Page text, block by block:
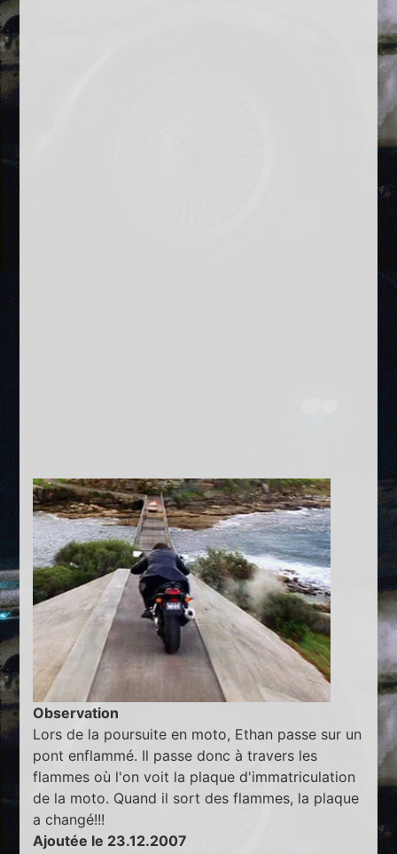
Observation
Lors de la poursuite en moto, Ethan passe sur un
pont enflammé. Il passe donc à travers les
flammes où l'on voit la plaque d'immatriculation
de la moto. Quand il sort des flammes, la plaque
a changé!!!
Ajoutée le 23.12.2007